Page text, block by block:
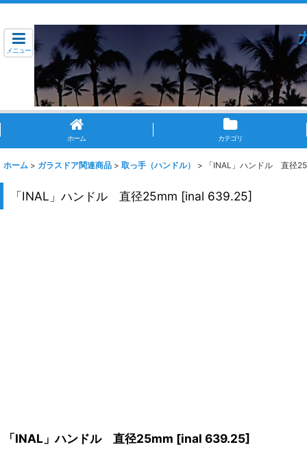
メニュー
ホーム カテゴリ
ホーム > ガラスドア関連商品 > 取っ手（ハンドル） > 「INAL」ハンドル 直径
「INAL」ハンドル 直径25mm [inal 639.25]
「INAL」ハンドル 直径25mm [inal 639.25]